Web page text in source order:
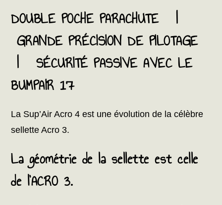
DOUBLE POCHE PARACHUTE |
GRANDE PRÉCISION DE PILOTAGE
| SÉCURITÉ PASSIVE AVEC LE
BUMPAIR 17
La Sup’Air Acro 4 est une évolution de la célèbre
sellette Acro 3.
La géométrie de la sellette est celle
de l’ACRO 3.